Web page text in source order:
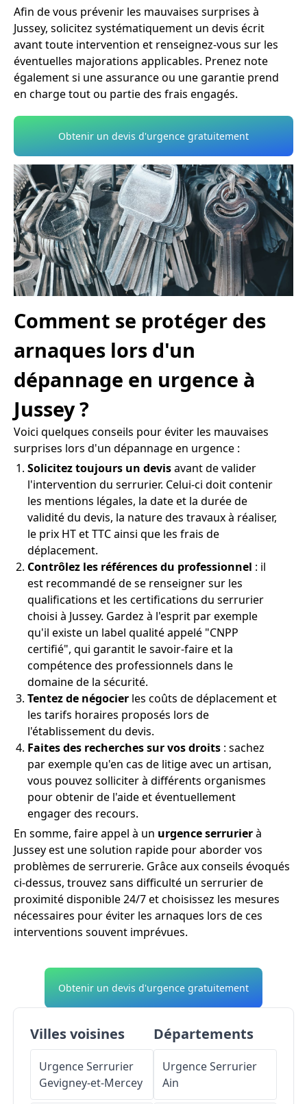
Afin de vous prévenir les mauvaises surprises à
Jussey, solicitez systématiquement un devis écrit
avant toute intervention et renseignez-vous sur les
éventuelles majorations applicables. Prenez note
également si une assurance ou une garantie prend
en charge tout ou partie des frais engagés.
Obtenir un devis d'urgence gratuitement
Comment se protéger des
arnaques lors d'un
dépannage en urgence à
Jussey ?
Voici quelques conseils pour éviter les mauvaises
surprises lors d'un dépannage en urgence :
Solicitez toujours un devisavant de valider
l'intervention du serrurier. Celui-ci doit contenir
les mentions légales, la date et la durée de
validité du devis, la nature des travaux à réaliser,
le prix HT et TTC ainsi que les frais de
déplacement.
Contrôlez les références du professionnel : il
est recommandé de se renseigner sur les
qualifications et les certifications du serrurier
choisi à Jussey. Gardez à l'esprit par exemple
qu'il existe un label qualité appelé "CNPP
certifié", qui garantit le savoir-faire et la
compétence des professionnels dans le
domaine de la sécurité.
Tentez de négocier les coûts de déplacement et
les tarifs horaires proposés lors de
l'établissement du devis.
Faites des recherches sur vos droits : sachez
par exemple qu'en cas de litige avec un artisan,
vous pouvez solliciter à différents organismes
pour obtenir de l'aide et éventuellement
engager des recours.
En somme, faire appel à un urgence serrurierà
Jussey est une solution rapide pour aborder vos
problèmes de serrurerie. Grâce aux conseils évoqués
ci-dessus, trouvez sans difficulté un serrurier de
proximité disponible 24/7 et choisissez les mesures
nécessaires pour éviter les arnaques lors de ces
interventions souvent imprévues.
Obtenir un devis d'urgence gratuitement
Villes voisines
Urgence Serrurier
Gevigney-et-Mercey
Départements
Urgence Serrurier
Ain